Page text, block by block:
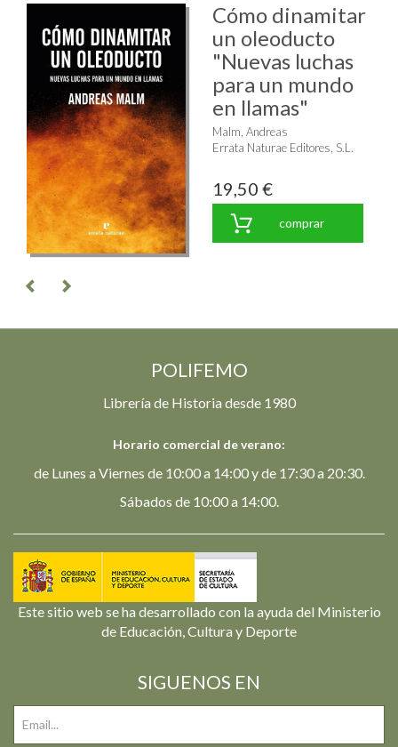
Cómo dinamitar
un oleoducto
"Nuevas luchas
para un mundo
en llamas"
Malm, Andreas
Errata Naturae Editores, S.L.
19,50 €
comprar
POLIFEMO
Librería de Historia desde 1980
Horario comercial de verano:
de Lunes a Viernes de 10:00 a 14:00 y de 17:30 a 20:30.
Sábados de 10:00 a 14:00.
Este sitio web se ha desarrollado con la ayuda del Ministerio
de Educación, Cultura y Deporte
SIGUENOS EN